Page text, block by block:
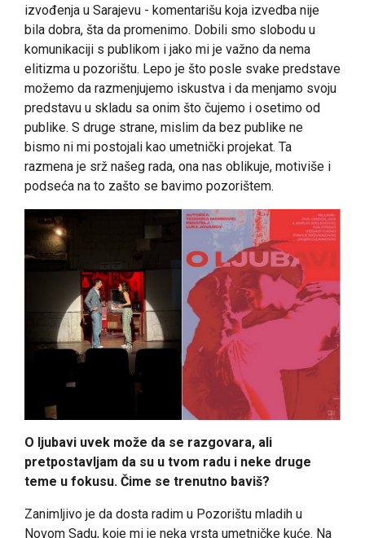
izvođenja u Sarajevu - komentarišu koja izvedba nije
bila dobra, šta da promenimo. Dobili smo slobodu u
komunikaciji s publikom i jako mi je važno da nema
elitizma u pozorištu. Lepo je što posle svake predstave
možemo da razmenjujemo iskustva i da menjamo svoju
predstavu u skladu sa onim što čujemo i osetimo od
publike. S druge strane, mislim da bez publike ne
bismo ni mi postojali kao umetnički projekat. Ta
razmena je srž našeg rada, ona nas oblikuje, motiviše i
podseća na to zašto se bavimo pozorištem.
O ljubavi uvek može da se razgovara, ali
pretpostavljam da su u tvom radu i neke druge
teme u fokusu. Čime se trenutno baviš?
Zanimljivo je da dosta radim u Pozorištu mladih u
Novom Sadu, koje mi je neka vrsta umetničke kuće. Na